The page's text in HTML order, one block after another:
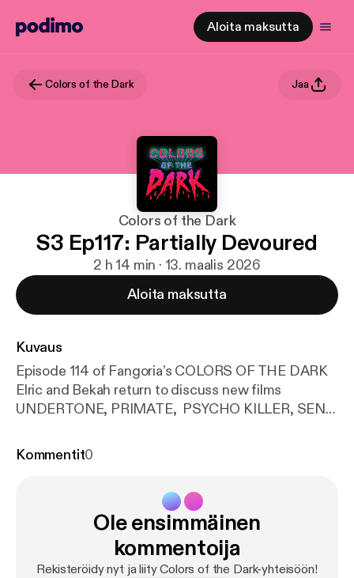
Aloita maksutta
Colors of the Dark Jaa
Colors of the Dark
S3 Ep117: Partially Devoured
2 h 14 min · 13. maalis 2026
Aloita maksutta
Kuvaus
Episode 114 of Fangoria’s COLORS OF THE DARK
Elric and Bekah return to discuss new films
UNDERTONE, PRIMATE, PSYCHO KILLER, SEND
MONSTER, THE ASTRONAUT & COLD
discuss his new book- Partially Devoured. How
Night of the Living Dead Saved My Life and
Changed the World. Romero heads listen up!
Kommentit0
Ole ensimmäinen
kommentoija
Rekisteröidy nyt ja liity Colors of the Dark-yhteisöön!